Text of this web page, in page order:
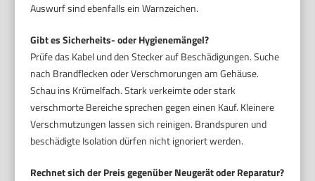
Auswurf sind ebenfalls ein Warnzeichen.
Gibt es Sicherheits- oder Hygienemängel?
Prüfe das Kabel und den Stecker auf Beschädigungen. Suche
nach Brandflecken oder Verschmorungen am Gehäuse.
Schau ins Krümelfach. Stark verkeimte oder stark
verschmorte Bereiche sprechen gegen einen Kauf. Kleinere
Verschmutzungen lassen sich reinigen. Brandspuren und
beschädigte Isolation dürfen nicht ignoriert werden.
Rechnet sich der Preis gegenüber Neugerät oder Reparatur?